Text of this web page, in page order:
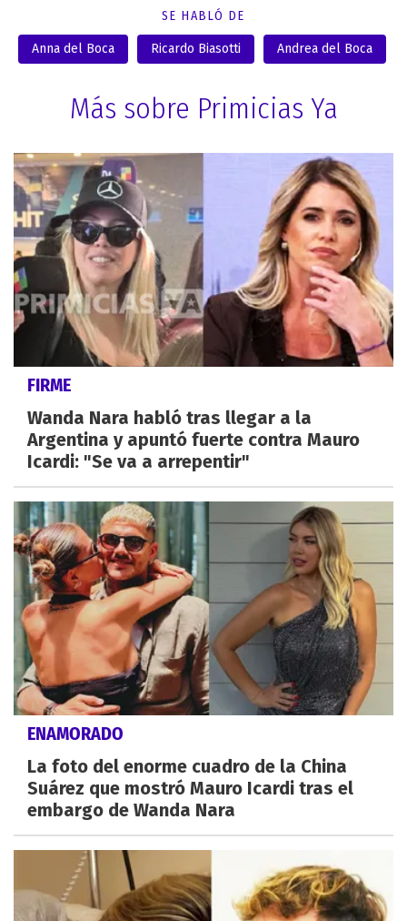
SE HABLÓ DE
Anna del Boca Ricardo Biasotti Andrea del Boca
Más sobre Primicias Ya
FIRME
Wanda Nara habló tras llegar a la
Argentina y apuntó fuerte contra Mauro
Icardi: "Se va a arrepentir"
ENAMORADO
La foto del enorme cuadro de la China
Suárez que mostró Mauro Icardi tras el
embargo de Wanda Nara